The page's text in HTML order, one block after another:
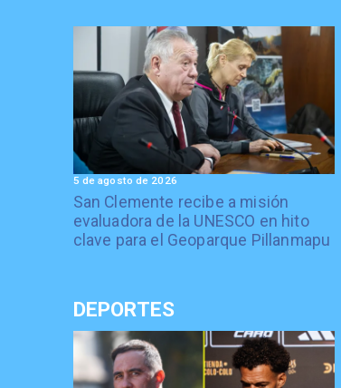
San Clemente recibe a misión
evaluadora de la UNESCO en hito
clave para el Geoparque Pillanmapu
5 de agosto de 2026
DEPORTES